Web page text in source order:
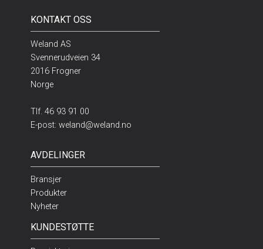
KONTAKT OSS
Weland AS
Svennerudveien 34
2016 Frogner
Norge
Tlf.46 93 91 00
E-post:weland@weland.no
AVDELINGER
Bransjer
Produkter
Nyheter
KUNDESTØTTE